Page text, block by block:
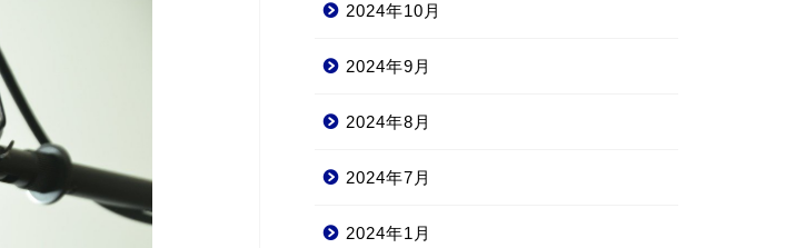
2024年10月
2024年9月
2024年8月
2024年7月
2024年1月